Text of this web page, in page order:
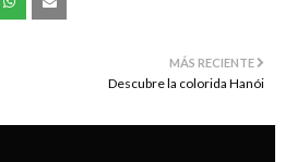
MÁS RECIENTE
Descubre la colorida Hanói